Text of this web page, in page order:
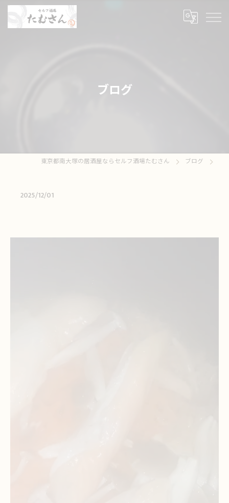
ブログ
東京都南大塚の居酒屋ならセルフ酒場たむさん ブログ
2025/12/01